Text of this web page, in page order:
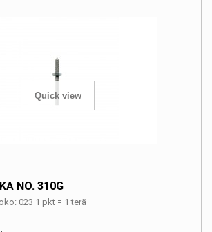
Quick view
NO. 310G
023 1 pkt = 1 terä